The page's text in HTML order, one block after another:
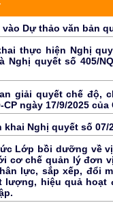
Dự thảo văn bản
thực hiện Nghị
Nghị quyết số 405/
giải quyết chế độ,
CP ngày 17/9/2025
Nghị quyết số 07/
Lớp bồi dưỡng về
cơ chế quản lý đơn
lực, sắp xếp, đổi
lượng, hiệu quả hoạt